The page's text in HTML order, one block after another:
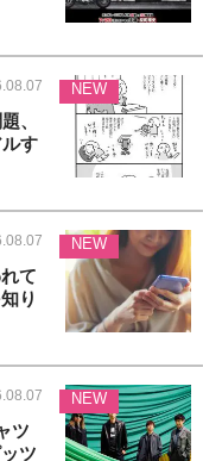
、
す
NEW
て
り
NEW
ツ
ツ
NEW